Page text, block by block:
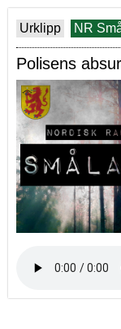
Urklipp NR
Polisens